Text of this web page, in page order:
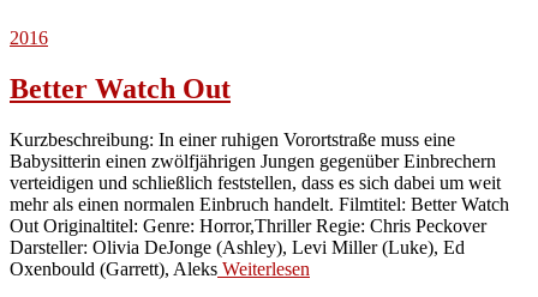
2016
Better Watch Out
Kurzbeschreibung: In einer ruhigen Vorortstraße muss eine
Babysitterin einen zwölfjährigen Jungen gegenüber Einbrechern
verteidigen und schließlich feststellen, dass es sich dabei um weit
mehr als einen normalen Einbruch handelt. Filmtitel: Better Watch
Out Originaltitel: Genre: Horror,Thriller Regie: Chris Peckover
Darsteller: Olivia DeJonge (Ashley), Levi Miller (Luke), Ed
Oxenbould (Garrett), Aleks Weiterlesen